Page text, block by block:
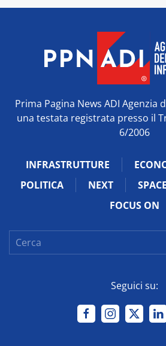
Prima Pagina News ADI
una testata registrata presso il
6/2006
INFRASTRUTTURE
POLITICA
NEXT SPACE
FOCUS ON
Seguici su: